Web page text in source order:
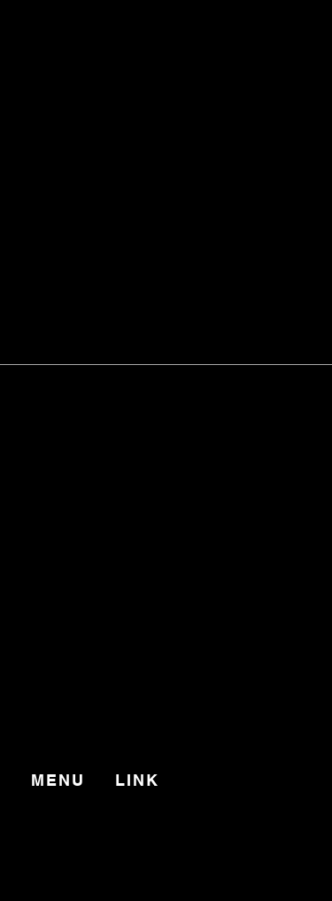
MENU LINK